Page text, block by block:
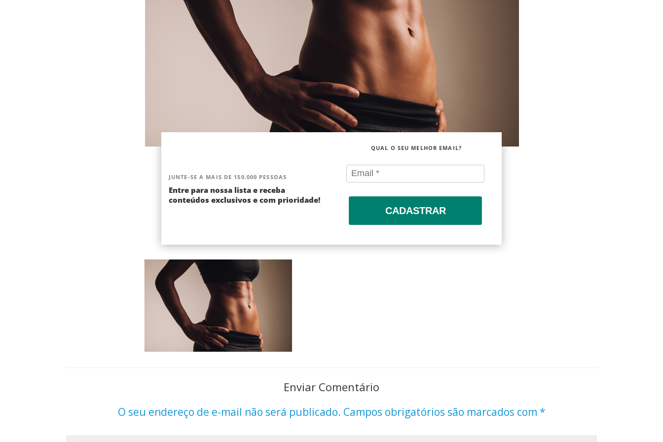
JUNTE-SE A MAIS DE 150.000 PESSOAS
Entre para nossa lista e receba
conteúdos exclusivos e com prioridade!
QUAL O SEU MELHOR EMAIL?
CADASTRAR
Enviar Comentário
O seu endereço de e-mail não será publicado. Campos obrigatórios são marcados com *